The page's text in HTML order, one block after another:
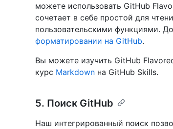
можете использовать GitHub
сочетает в себе простой для
пользовательскими функциями.
форматировании на GitHub.
Вы можете изучить GitHub
курс Markdown на GitHub Skills.
5. Поиск GitHub
Наш интегрированный поиск